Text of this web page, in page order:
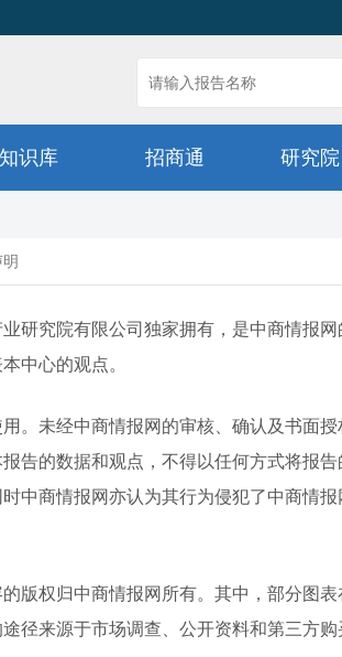
知识库 招商通 研究院
研究院有限公司独家拥有，是中商情报
中心的观点。
。未经中商情报网的审核、确认及书面
告的数据和观点，不得以任何方式将报
中商情报网亦认为其行为侵犯了中商情
版权归中商情报网所有。其中，部分图
径来源于市场调查、公开资料和第三方购